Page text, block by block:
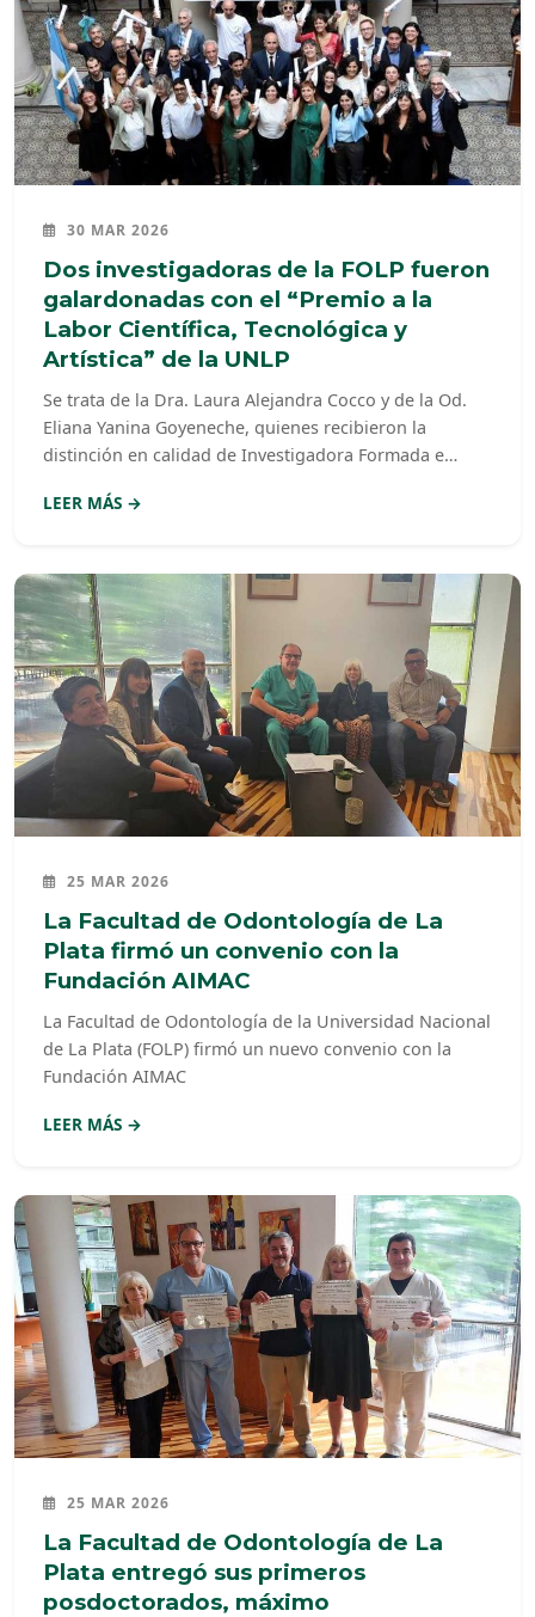
30 MAR 2026
Dos investigadoras de la FOLP fueron
galardonadas con el “Premio a la
Labor Científica, Tecnológica y
Artística” de la UNLP
Se trata de la Dra. Laura Alejandra Cocco y de la Od.
Eliana Yanina Goyeneche, quienes recibieron la
distinción en calidad de Investigadora Formada e
ceremonia...
LEER MÁS →
25 MAR 2026
La Facultad de Odontología de La
Plata firmó un convenio con la
Fundación AIMAC
La Facultad de Odontología de la Universidad Nacional
de La Plata (FOLP) firmó un nuevo convenio con la
Fundación AIMAC
LEER MÁS →
25 MAR 2026
La Facultad de Odontología de La
Plata entregó sus primeros
posdoctorados, máximo